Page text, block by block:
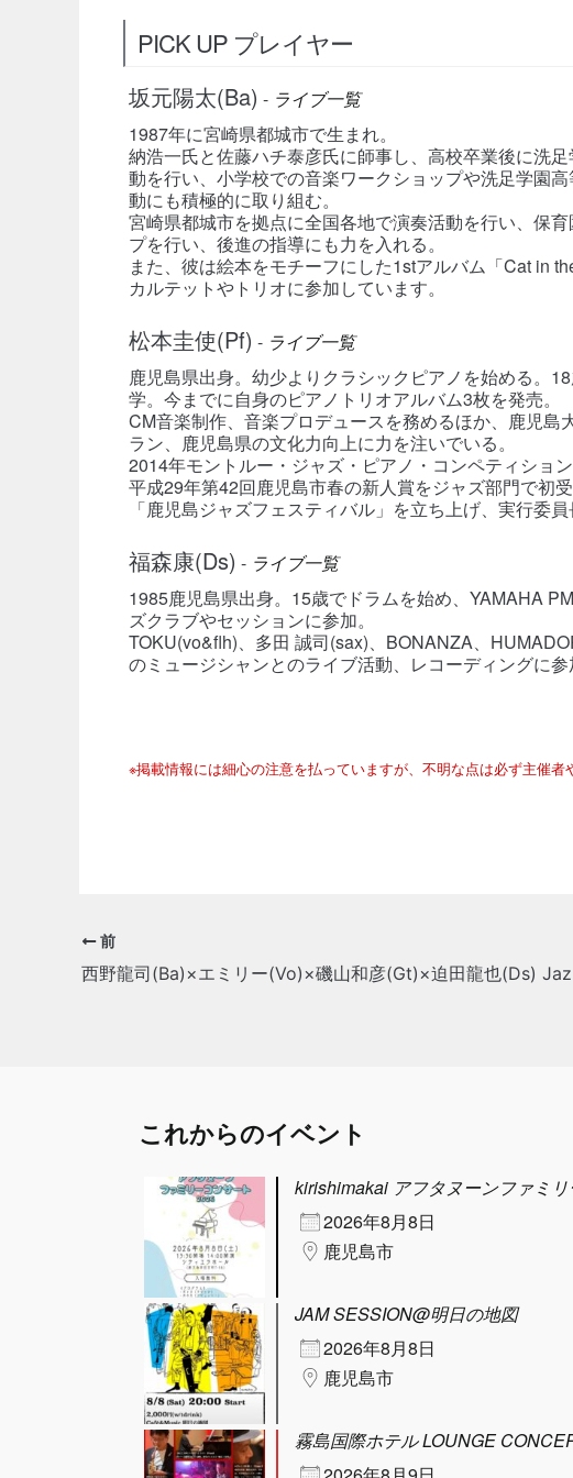
PICK UP プレイヤー
坂元陽太(Ba) - ライブ一覧
1987年に宮崎県都城市で生まれ。
納浩一氏と佐藤ハチ泰彦氏に師事し、高校卒業後に洗
動を行い、小学校での音楽ワークショップや洗足学園
動にも積極的に取り組む。
宮崎県都城市を拠点に全国各地で演奏活動を行い、保
プを行い、後進の指導にも力を入れる。
また、彼は絵本をモチーフにした1stアルバム「Cat in
カルテットやトリオに参加しています。
松本圭使(Pf) - ライブ一覧
鹿児島県出身。幼少よりクラシックピアノを始める。
学。今までに自身のピアノトリオアルバム3枚を発売。
CM音楽制作、音楽プロデュースを務めるほか、鹿児
ラン、鹿児島県の文化力向上に力を注いでいる。
2014年モントルー・ジャズ・ピアノ・コンペティショ
平成29年第42回鹿児島市春の新人賞をジャズ部門で初受
「鹿児島ジャズフェスティバル」を立ち上げ、実行委員
福森康(Ds) - ライブ一覧
1985鹿児島県出身。15歳でドラムを始め、YAMAHA
ズクラブやセッションに参加。
TOKU(vo&flh)、多田 誠司(sax)、BONANZA、
のミュージシャンとのライブ活動、レコーディングに参
※掲載情報には細心の注意を払っていますが、不明な点は必ず主催者
前
これからのイベント
kirishimakai アフタヌーンファミ
2026年8月8日
鹿児島市
JAM SESSION@明日の地図
2026年8月8日
鹿児島市
霧島国際ホテル LOUNGE